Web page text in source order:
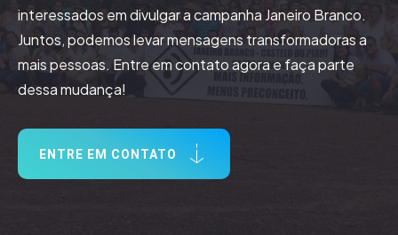
interessados em divulgar a campanha Janeiro Branco.
Juntos, podemos levar mensagens transformadoras a
mais pessoas. Entre em contato agora e faça parte
dessa mudança!
ENTRE EM CONTATO